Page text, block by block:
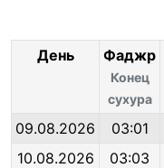
День Фаджр
Конец
сухура
09.08.2026 03:01
10.08.2026
03:03